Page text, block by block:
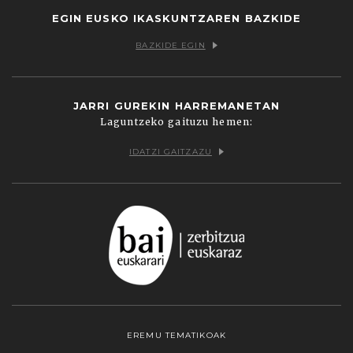
EGIN EUSKO IKASKUNTZAREN BAZKIDE
BAZKIDE EGIN
JARRI GUREKIN HARREMANETAN
Laguntzeko gaituzu hemen:
IDATZI GAITZAZU
EREMU TEMATIKOAK